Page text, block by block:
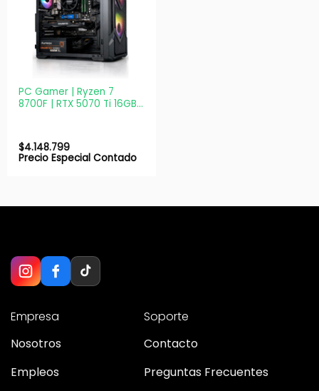
PC Gamer | Ryzen 7
8700F | RTX 5070 Ti 16GB |
$4.148.799
Precio Especial Contado
Empresa
Nosotros
Empleos
Soporte
Contacto
Preguntas Frecuentes